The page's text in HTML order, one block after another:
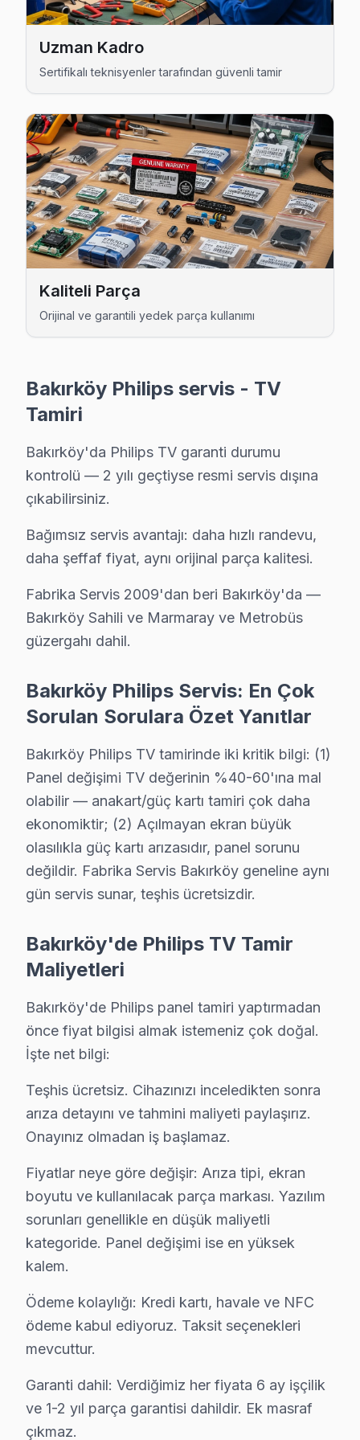
Zuhuratbaba Philips Servis
Bakırköy Philips TV Servis Hizmet Bölgesi
Bakırköy bölgesine kapıya gelen Philips TV tamir servisi
· Philips fabrika servis sertifikası
· Orijinal ve OEM yedek parça tedarikçisi
· 2010'dan günümüze tüm Philips modelleri
· Bakırköy'de535+Philips TV tamiri
· Müşteri memnuniyeti%97
· Tüm işlemler2 yıl garantili
Bu sayfayla ilgili hizmet sayfaları:
↑ Philips Servis Ana Sayfası
↑ Bakırköy TV Servis Merkezi
Bakırköy Yakın İlçelerde Philips Servisi
· Arnavutköy Philips
· Avcılar Philips
· Bağcılar Philips
· Bahçelievler Philips
· Başakşehir Philips
· Bayrampaşa Philips
· Beşiktaş Philips
· Beylikdüzü Philips
Bakırköy Diğer Marka Servisleri
· Bakırköy Sony
· Bakırköy Hi-Level
· Bakırköy iFFALCON
· Bakırköy Samsung
· Bakırköy LG
· Bakırköy Panasonic
· Bakırköy Toshiba
· Bakırköy Sharp
Uzman Kadro
Sertifikalı teknisyenler tarafından güvenli tamir
Kaliteli Parça
Orijinal ve garantili yedek parça kullanımı
Bakırköy Philips servis - TV
Tamiri
Bakırköy'da Philips TV garanti durumu
kontrolü — 2 yılı geçtiyse resmi servis dışına
çıkabilirsiniz.
Bağımsız servis avantajı: daha hızlı randevu,
daha şeffaf fiyat, aynı orijinal parça kalitesi.
Fabrika Servis 2009'dan beri Bakırköy'da —
Bakırköy Sahili ve Marmaray ve Metrobüs
güzergahı dahil.
Bakırköy Philips Servis: En Çok
Sorulan Sorulara Özet Yanıtlar
Bakırköy Philips TV tamirinde iki kritik bilgi: (1)
Panel değişimi TV değerinin %40-60'ına mal
olabilir — anakart/güç kartı tamiri çok daha
ekonomiktir; (2) Açılmayan ekran büyük
olasılıkla güç kartı arızasıdır, panel sorunu
değildir. Fabrika Servis Bakırköy geneline aynı
gün servis sunar, teşhis ücretsizdir.
Bakırköy'de Philips TV Tamir
Maliyetleri
Bakırköy'de Philips panel tamiri yaptırmadan
önce fiyat bilgisi almak istemeniz çok doğal.
İşte net bilgi:
Teşhis ücretsiz. Cihazınızı inceledikten sonra
arıza detayını ve tahmini maliyeti paylaşırız.
Onayınız olmadan iş başlamaz.
Fiyatlar neye göre değişir: Arıza tipi, ekran
boyutu ve kullanılacak parça markası. Yazılım
sorunları genellikle en düşük maliyetli
kategoride. Panel değişimi ise en yüksek
kalem.
Ödeme kolaylığı: Kredi kartı, havale ve NFC
ödeme kabul ediyoruz. Taksit seçenekleri
mevcuttur.
Garanti dahil: Verdiğimiz her fiyata 6 ay işçilik
ve 1-2 yıl parça garantisi dahildir. Ek masraf
çıkmaz.